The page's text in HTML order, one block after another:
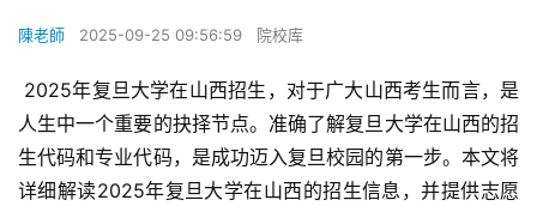
陳老師 2025-09-25 09:56:59 院校库
人生中一个重要的抉择节点。准确了解复旦大学在山西的招
生代码和专业代码，是成功迈入复旦校园的第一步。本文将
详细解读2025年复旦大学在山西的招生信息，并提供志愿